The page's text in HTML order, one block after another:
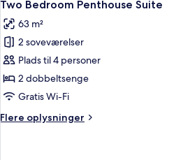
alle
billeder
af
Two
Bedroom
Penthouse
Two Bedroom Penthouse Suite
63 m²
2 soveværelser
Plads til 4 personer
2 dobbeltsenge
Gratis Wi-Fi
Flere oplysninger
Flere